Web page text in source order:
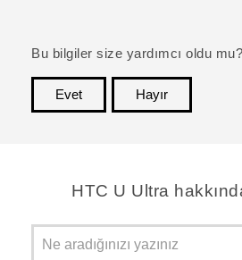
Bu bilgiler size yardımcı oldu mu?
Evet
Hayır
HTC U Ultra